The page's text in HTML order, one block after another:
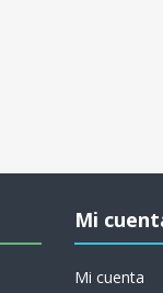
Mi
Mi cuenta